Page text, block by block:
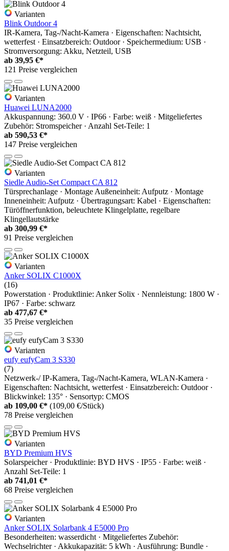
Varianten
Blink Outdoor 4
IR-Kamera, Tag-/Nacht-Kamera · Eigenschaften: Nachtsicht,
wetterfest · Einsatzbereich: Outdoor · Speichermedium: USB ·
Stromversorgung: Akku, Netzteil, USB
ab 39,95 €*
121 Preise vergleichen
Varianten
Huawei LUNA2000
Akkuspannung: 360.0 V · IP66 · Farbe: weiß · Mitgeliefertes
Zubehör: Stromspeicher · Anzahl Set-Teile: 1
ab 590,53 €*
147 Preise vergleichen
Varianten
Siedle Audio-Set Compact CA 812
Türsprechanlage · Montage Außeneinheit: Aufputz · Montage
Inneneinheit: Aufputz · Übertragungsart: Kabel · Eigenschaften:
Türöffnerfunktion, beleuchtete Klingelplatte, regelbare
Klingellautstärke
ab 300,99 €*
91 Preise vergleichen
Varianten
Anker SOLIX C1000X
(16)
Powerstation · Produktlinie: Anker Solix · Nennleistung: 1800 W ·
IP67 · Farbe: schwarz
ab 477,67 €*
35 Preise vergleichen
Varianten
eufy eufyCam 3 S330
(7)
Netzwerk-/ IP-Kamera, Tag-/Nacht-Kamera, WLAN-Kamera ·
Eigenschaften: Nachtsicht, wetterfest · Einsatzbereich: Outdoor ·
Blickwinkel: 135° · Sensortyp: CMOS
ab 109,00 €* (109,00 €/Stück)
78 Preise vergleichen
Varianten
BYD Premium HVS
Solarspeicher · Produktlinie: BYD HVS · IP55 · Farbe: weiß ·
Anzahl Set-Teile: 1
ab 741,01 €*
68 Preise vergleichen
Varianten
Anker SOLIX Solarbank 4 E5000 Pro
Besonderheiten: wasserdicht · Mitgeliefertes Zubehör:
Wechselrichter · Akkukapazität: 5 kWh · Ausführung: Bundle ·